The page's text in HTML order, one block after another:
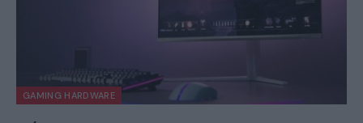
GAMING HARDWARE